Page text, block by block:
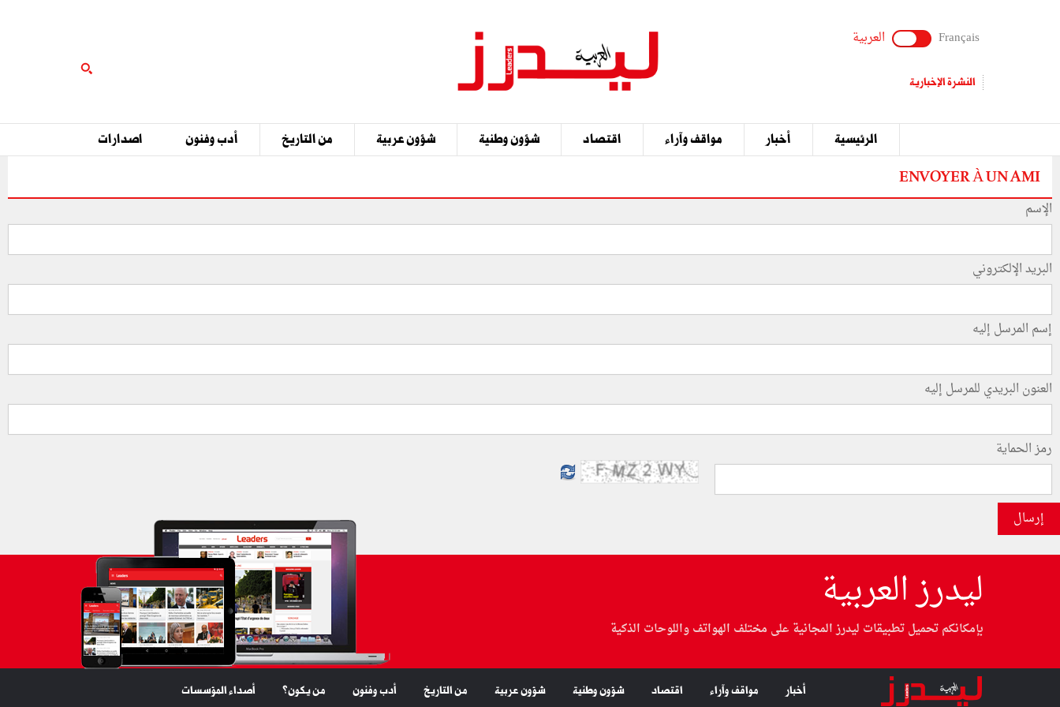
Français العربية
النشرة الإخبارية
الرئيسية أخبار مواقف وآراء اقتصاد شؤون وطنية شؤون عربية من التاريخ أدب وفنون اصدارات
ENVOYER À UN AMI
الإسم
البريد الإلكتروني
إسم المرسل إليه
العنون البريدي للمرسل إليه
رمز الحماية
إرسال
ليدرز العربية
بإمكانكم تحميل تطبيقات ليدرز المجانية على مختلف الهواتف واللوحات الذكية
أخبار مواقف وآراء اقتصاد شؤون وطنية شؤون عربية من التاريخ أدب وفنون من يكون؟ أصداء المؤسسات